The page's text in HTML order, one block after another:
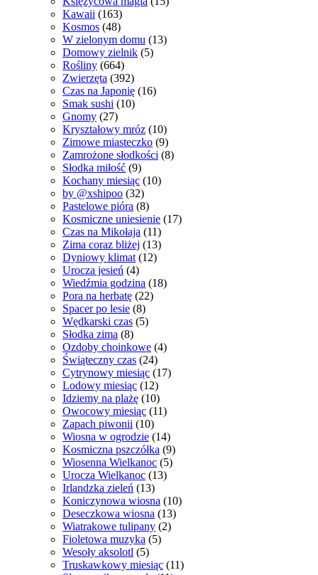
Kawaii (163)
Kosmos (48)
W zielonym domu (13)
Domowy zielnik (5)
Rośliny (664)
Zwierzęta (392)
Czas na Japonię (16)
Smak sushi (10)
Gnomy (27)
Kryształowy mróz (10)
Zimowe miasteczko (9)
Zamrożone słodkości (8)
Słodka miłość (9)
Kochany miesiąc (10)
by @xshipoo (32)
Pastelowe pióra (8)
Kosmiczne uniesienie (17)
Czas na Mikołaja (11)
Zima coraz bliżej (13)
Dyniowy klimat (12)
Urocza jesień (4)
Wiedźmia godzina (18)
Pora na herbatę (22)
Spacer po lesie (8)
Wędkarski czas (5)
Słodka zima (8)
Ozdoby choinkowe (4)
Świąteczny czas (24)
Cytrynowy miesiąc (17)
Lodowy miesiąc (12)
Idziemy na plażę (10)
Owocowy miesiąc (11)
Zapach piwonii (10)
Wiosna w ogrodzie (14)
Kosmiczna pszczółka (9)
Wiosenna Wielkanoc (5)
Urocza Wielkanoc (13)
Irlandzka zieleń (13)
Koniczynowa wiosna (10)
Deseczkowa wiosna (13)
Wiatrakowe tulipany (2)
Fioletowa muzyka (5)
Wesoły aksolotl (5)
Truskawkowy miesiąc (11)